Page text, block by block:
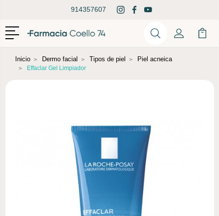
914357607
Menú
BuscarMi Cuenta
Mi
Inicio Dermo facial Tipos de piel Piel acneica
Effaclar Gel Limpiador